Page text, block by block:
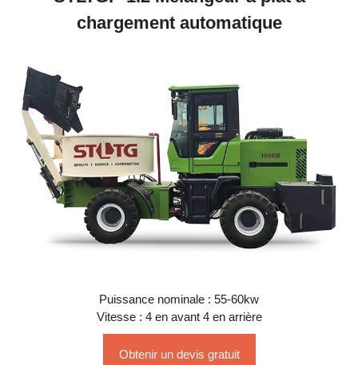
chargement automatique
Puissance nominale : 55-60kw
Vitesse : 4 en avant 4 en arrière
Obtenir un devis gratuit